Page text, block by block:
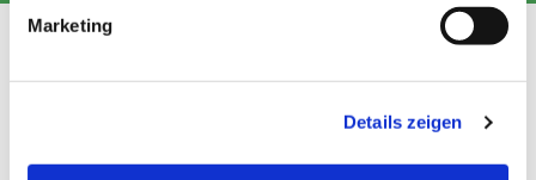
Marketing
Details zeigen
Adresse
Kont
Links
Datensch